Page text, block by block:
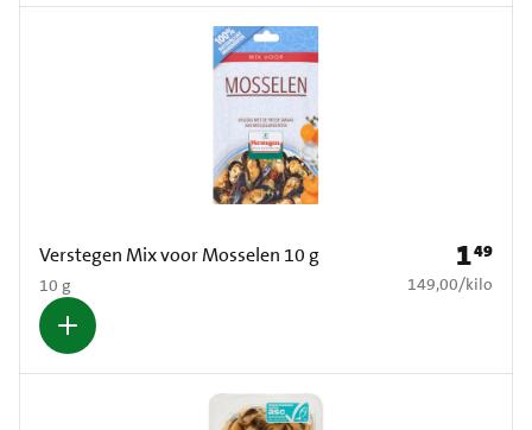
Verstegen Mix voor Mosselen 10 g
10 g
Prijs: €
149
€ 149,00 per kilo
149,00/kilo